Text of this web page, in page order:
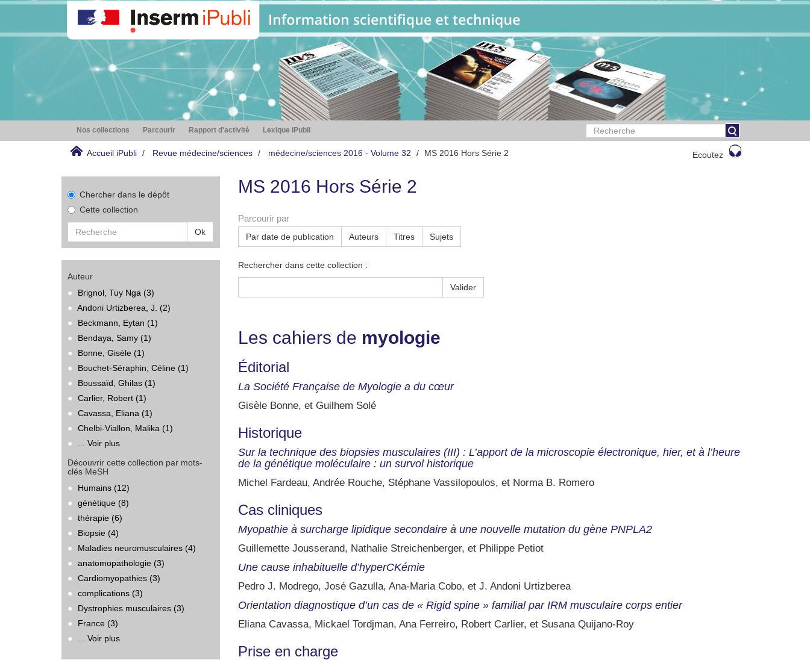
Nos collections Parcourir Rapport d'activité Lexique iPubli
Accueil iPubli Revue médecine/sciences médecine/sciences 2016 - Volume 32 MS 2016 Hors Série 2 Ecoutez
Chercher dans le dépôt
Cette collection
Ok
Auteur
Brignol, Tuy Nga (3)
Andoni Urtizberea, J. (2)
Beckmann, Eytan (1)
Bendaya, Samy (1)
Bonne, Gisèle (1)
Bouchet-Séraphin, Céline (1)
Boussaïd, Ghilas (1)
Carlier, Robert (1)
Cavassa, Eliana (1)
Chelbi-Viallon, Malika (1)
... Voir plus
Découvrir cette collection par mots-
clés MeSH
Humains (12)
génétique (8)
thérapie (6)
Biopsie (4)
Maladies neuromusculaires (4)
anatomopathologie (3)
Cardiomyopathies (3)
complications (3)
Dystrophies musculaires (3)
France (3)
... Voir plus
MS 2016 Hors Série 2
Parcourir par
Par date de publication Auteurs Titres Sujets
Rechercher dans cette collection :
Valider
Les cahiers de myologie
Éditorial
La Société Française de Myologie a du cœur
Gisèle Bonne, et Guilhem Solé
Historique
Sur la technique des biopsies musculaires (III) : L’apport de la microscopie électronique, hier, et à l’heure
de la génétique moléculaire : un survol historique
Michel Fardeau, Andrée Rouche, Stéphane Vassilopoulos, et Norma B. Romero
Cas cliniques
Myopathie à surcharge lipidique secondaire à une nouvelle mutation du gène PNPLA2
Guillemette Jousserand, Nathalie Streichenberger, et Philippe Petiot
Une cause inhabituelle d’hyperCKémie
Pedro J. Modrego, José Gazulla, Ana-Maria Cobo, et J. Andoni Urtizberea
Orientation diagnostique d’un cas de « Rigid spine » familial par IRM musculaire corps entier
Eliana Cavassa, Mickael Tordjman, Ana Ferreiro, Robert Carlier, et Susana Quijano-Roy
Prise en charge